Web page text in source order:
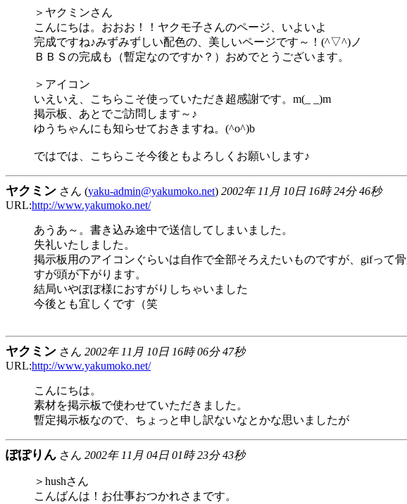
＞ヤクミンさん
こんにちは。おおお！！ヤクモ子さんのページ、いよいよ
完成ですね♪みずみずしい配色の、美しいページです～！(^▽^)ノ
ＢＢＳの完成も（暫定なのですか？）おめでとうございます。
＞アイコン
いえいえ、こちらこそ使っていただき超感謝です。m(_ _)m
掲示板、あとでご訪問します～♪
ゆうちゃんにも知らせておきますね。(^o^)b
ではでは、こちらこそ今後ともよろしくお願いします♪
ヤクミン さん (yaku-admin@yakumoko.net) 2002年 11月 10日 16時 24分 46秒
URL:http://www.yakumoko.net/
あうあ～。書き込み途中で送信してしまいました。
失礼いたしました。
掲示板用のアイコンぐらいは自作で全部そろえたいものですが、gifって
すが頭が下がります。
結局いやぽぽ様におすがりしちゃいました
今後とも宜しくです（笑
ヤクミン さん 2002年 11月 10日 16時 06分 47秒
URL:http://www.yakumoko.net/
こんにちは。
素材を掲示板で使わせていただきました。
暫定掲示板なので、ちょっと申し訳ないなとかな思いましたが
ぽぽりん さん 2002年 11月 04日 01時 23分 43秒
＞hushさん
こんばんは！お仕事おつかれさまです。